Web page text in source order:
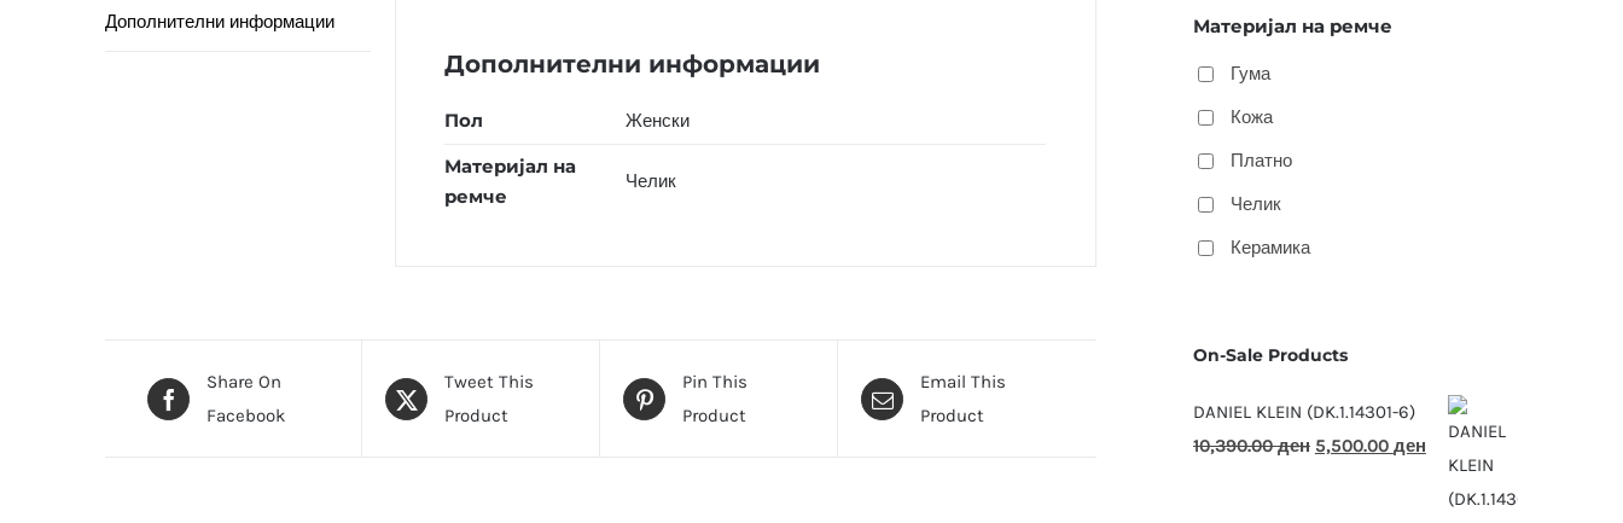
Дополнителни информации
Дополнителни информации
Пол Женски
Материјал на
ремче
Челик
Share On
Facebook
Tweet This
Product
Pin This
Product
Email This
Product
Материјал на ремче
Гума
Кожа
Платно
Челик
Керамика
On-Sale Products
DANIEL KLEIN (DK.1.14301-6)
10,390.00ден Original
5,500.00 денCurrent
price